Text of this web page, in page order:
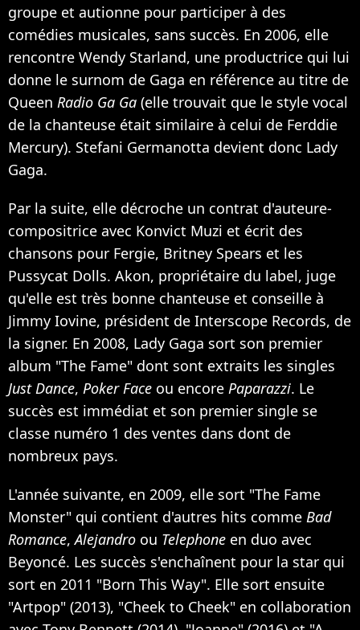
groupe et autionne pour participer à des
comédies musicales, sans succès. En 2006, elle
rencontre Wendy Starland, une productrice qui lui
donne le surnom de Gaga en référence au titre de
Queen Radio Ga Ga (elle trouvait que le style vocal
de la chanteuse était similaire à celui de Ferddie
Mercury). Stefani Germanotta devient donc Lady
Gaga.
Par la suite, elle décroche un contrat d'auteure-
compositrice avec Konvict Muzi et écrit des
chansons pour Fergie, Britney Spears et les
Pussycat Dolls. Akon, propriétaire du label, juge
qu'elle est très bonne chanteuse et conseille à
Jimmy Iovine, président de Interscope Records, de
la signer. En 2008, Lady Gaga sort son premier
album "The Fame" dont sont extraits les singles
Just Dance, Poker Face ou encore Paparazzi. Le
succès est immédiat et son premier single se
classe numéro 1 des ventes dans dont de
nombreux pays.
L'année suivante, en 2009, elle sort "The Fame
Monster" qui contient d'autres hits comme Bad
Romance,Alejandro ou Telephone en duo avec
Beyoncé. Les succès s'enchaînent pour la star qui
sort en 2011 "Born This Way". Elle sort ensuite
"Artpop" (2013), "Cheek to Cheek" en collaboration